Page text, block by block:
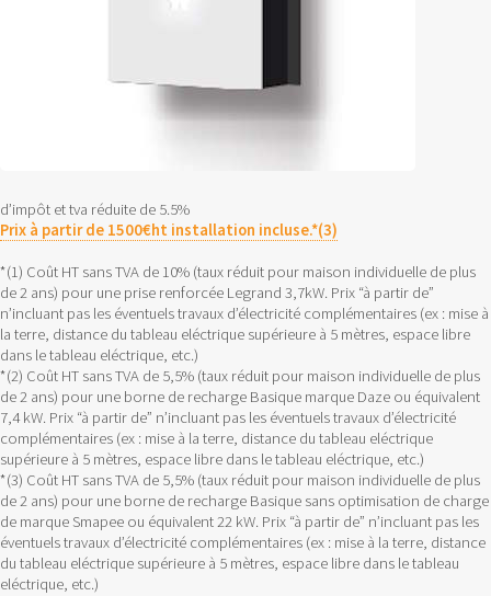
d’impôt et tva réduite de 5.5%
Prix à partir de 1500€ht installation incluse.*(3)
*(1) Coût HT sans TVA de 10% (taux réduit pour maison individuelle de plus
de 2 ans) pour une prise renforcée Legrand 3,7kW. Prix “à partir de”
n’incluant pas les éventuels travaux d’électricité complémentaires (ex : mise à
la terre, distance du tableau eléctrique supérieure à 5 mètres, espace libre
dans le tableau eléctrique, etc.)
*(2) Coût HT sans TVA de 5,5% (taux réduit pour maison individuelle de plus
de 2 ans) pour une borne de recharge Basique marque Daze ou équivalent
7,4 kW. Prix “à partir de” n’incluant pas les éventuels travaux d’électricité
complémentaires (ex : mise à la terre, distance du tableau eléctrique
supérieure à 5 mètres, espace libre dans le tableau eléctrique, etc.)
*(3) Coût HT sans TVA de 5,5% (taux réduit pour maison individuelle de plus
de 2 ans) pour une borne de recharge Basique sans optimisation de charge
de marque Smapee ou équivalent 22 kW. Prix “à partir de” n’incluant pas les
éventuels travaux d’électricité complémentaires (ex : mise à la terre, distance
du tableau eléctrique supérieure à 5 mètres, espace libre dans le tableau
eléctrique, etc.)